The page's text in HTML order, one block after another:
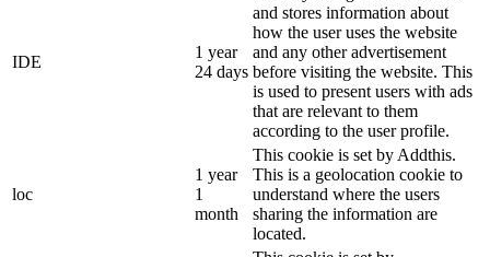
IDE
1 year
24 days
and stores information about
how the user uses the website
and any other advertisement
before visiting the website. This
is used to present users with ads
that are relevant to them
according to the user profile.
loc
1 year
1
month
This cookie is set by Addthis.
This is a geolocation cookie to
understand where the users
sharing the information are
located.